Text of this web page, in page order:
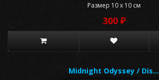
Размер 10 x 10 см
300 ₽
Midnight Odyssey / Dis…